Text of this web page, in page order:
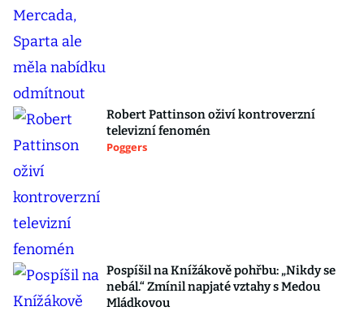
Robert Pattinson oživí kontroverzní
televizní fenomén
Poggers
Pospíšil na Knížákově pohřbu: „Nikdy se
nebál.“ Zmínil napjaté vztahy s Medou
Mládkovou